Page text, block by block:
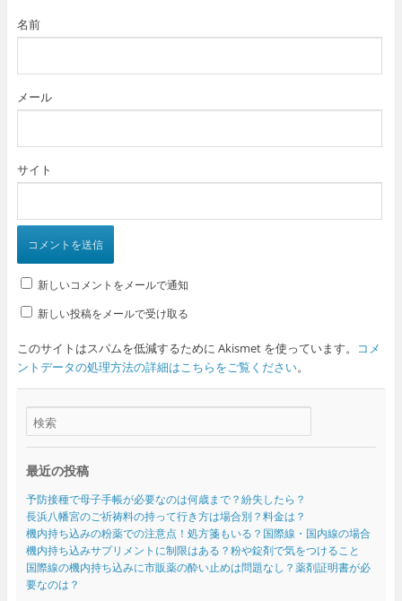
名前
メール
サイト
新しいコメントをメールで通知
新しい投稿をメールで受け取る
このサイトはスパムを低減するために Akismet を使っています。
コメ
ントデータの処理方法の詳細はこちらをご覧ください。
最近の投稿
予防接種で母子手帳が必要なのは何歳まで？紛失したら？
長浜八幡宮のご祈祷料の持って行き方は場合別？料金は？
機内持ち込みの粉薬での注意点！処方箋もいる？国際線・国内線の場合
機内持ち込みサプリメントに制限はある？粉や錠剤で気をつけること
国際線の機内持ち込みに市販薬の酔い止めは問題なし？薬剤証明書が必
要なのは？